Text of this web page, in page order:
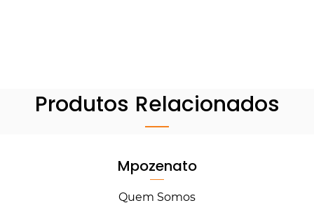
Produtos Relacionados
Mpozenato
Quem Somos